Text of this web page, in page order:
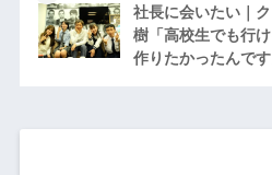
社長に会いたい｜
樹「高校生でも行
作りたかったんです